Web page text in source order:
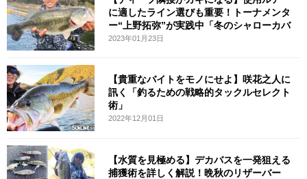
に適したライン選びも重要！トーナメンタ
ー“上野拓弥”が実践中「冬のシャローカバ
2023年01月23日
【貴重なバイトをモノにせよ】咲花之人に
訊く「釣るための戦略的タックルセレクト
術」
2022年12月01日
【水質を見極める】デカバスを一発狙える
捕獲術を詳しく解説！晩秋のリザーバー